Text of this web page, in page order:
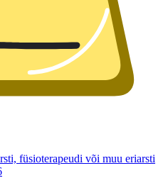
füsioterapeudi või muu eriarsti